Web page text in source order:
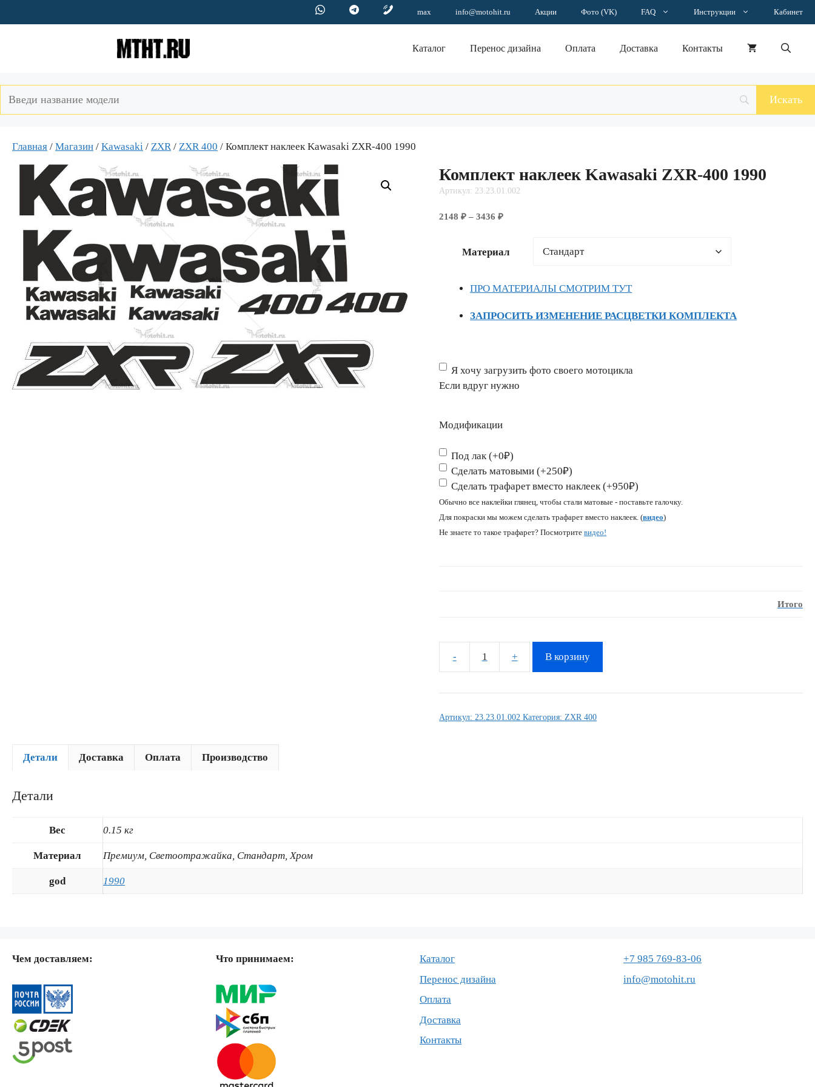
к
max info@motohit.ru Акции Фото (VK) FAQ Инструкции Кабинет
Каталог Перенос дизайна Оплата Доставка Контакты
Главная / Магазин / Kawasaki / ZXR/ ZXR 400 / Комплект наклеек Kawasaki ZXR-400 1990
Комплект наклеек Kawasaki ZXR-400 1990
Артикул: 23.23.01.002
2148₽ – 3436₽Диапазон
–
Материал
ПРО МАТЕРИАЛЫ СМОТРИМ ТУТ
ЗАПРОСИТЬ ИЗМЕНЕНИЕ РАСЦВЕТКИ КОМПЛЕКТА
Если
вдруг
Я хочу загрузить фото своего мотоцикла
Если вдруг нужно
Модификации
Под лак (+0₽)
Сделать матовыми (+250₽)
Сделать трафарет вместо наклеек (+950₽)
Обычно все наклейки глянец, чтобы стали матовые - поставьте галочку.
Для покраски мы можем сделать трафарет вместо наклеек. (видео)
Не знаете то такое трафарет? Посмотритевидео!
Итого
Количество
Комплект
Kawasaki
В корзину
Артикул: 23.23.01.002 Категория: ZXR 400
Детали Доставка Оплата Производство
Детали
Вес 0.15 кг
Материал Премиум, Светоотражайка, Стандарт, Хром
god 1990
Чем доставляем: Что принимаем:
Каталог
Перенос дизайна
Оплата
Доставка
Контакты
+7 985 769-83-06
info@motohit.ru
3436 ₽